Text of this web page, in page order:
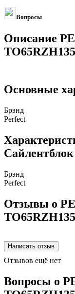
Вопросы
Описание
Основные
Брэнд
Perfect
Брэнд
Perfect
Отзывы о
Отзывов ещё нет
Вопросы о